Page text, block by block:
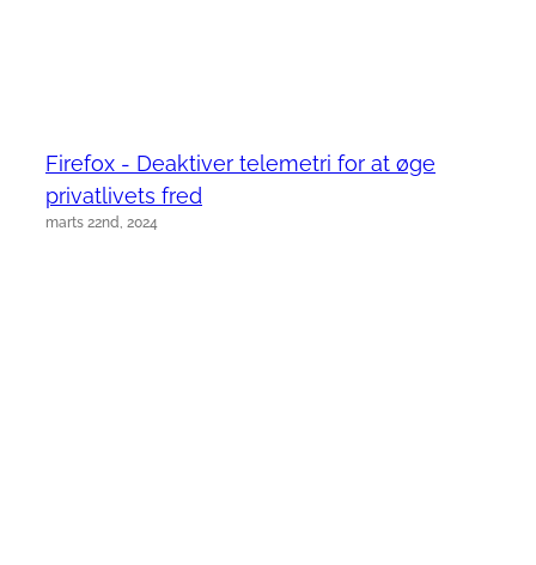
Firefox - Deaktiver telemetri for at øge
privatlivets fred
marts 22nd, 2024